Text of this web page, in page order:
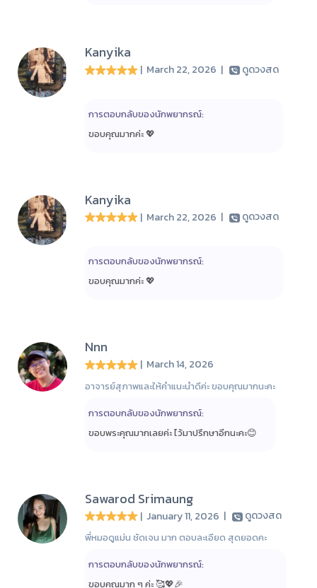
Kanyika
| March 22, 2026 | ดูดวงสด
การตอบกลับของนักพยากรณ์:
ขอบคุณมากค่ะ 💖
Kanyika
| March 22, 2026 | ดูดวงสด
การตอบกลับของนักพยากรณ์:
ขอบคุณมากค่ะ 💖
Nnn
| March 14, 2026
อาจารย์สุภาพและให้คำแนะนำดีค่ะ ขอบคุณมากนะคะ
การตอบกลับของนักพยากรณ์:
ขอบพระคุณมากเลยค่ะ ไว้มาปรึกษาอีกนะคะ😊
Sawarod Srimaung
| January 11, 2026 | ดูดวงสด
พี่หมอดูแม่น ชัดเจน มาก ตอบละเอียด สุดยอดคะ
การตอบกลับของนักพยากรณ์:
ขอบคุณมาก ๆ ค่ะ 🥰💖🎉